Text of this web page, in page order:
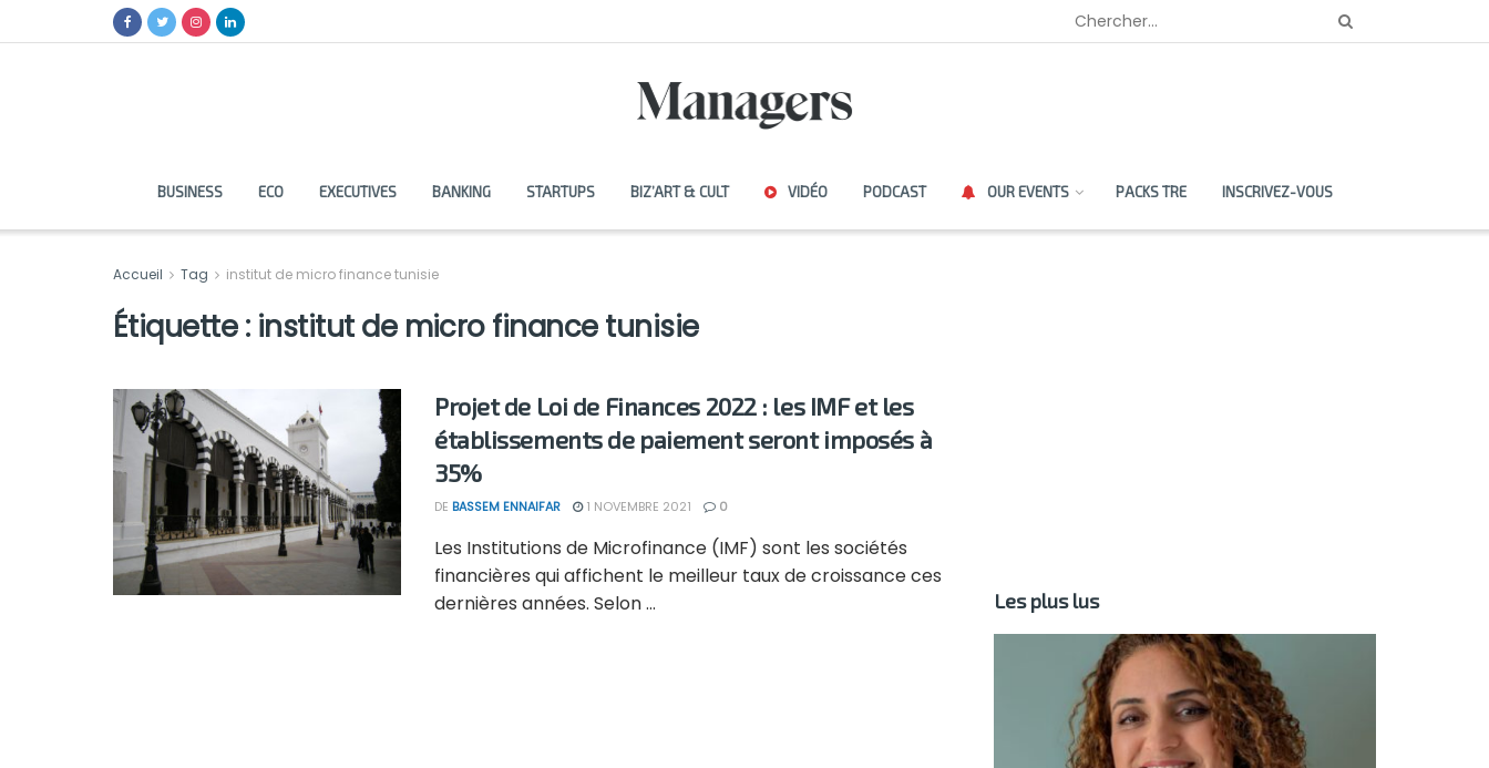
BUSINESS ECO EXECUTIVES BANKING STARTUPS BIZ’ART & CULT VIDÉO PODCAST OUR EVENTS PACKS TRE INSCRIVEZ-VOUS
Accueil Tag institut de micro finance tunisie
Étiquette : institut de micro finance tunisie
Projet de Loi de Finances 2022 : les IMF et les
établissements de paiement seront imposés à
35%
DE BASSEM ENNAIFAR 1 NOVEMBRE 2021 0
Les Institutions de Microfinance (IMF) sont les sociétés
financières qui affichent le meilleur taux de croissance ces
dernières années. Selon ...
Les plus lus